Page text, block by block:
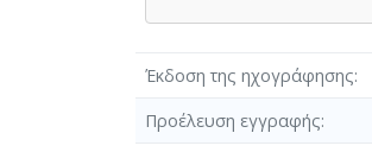
Έκδοση της ηχογράφησης
Προέλευση εγγραφής